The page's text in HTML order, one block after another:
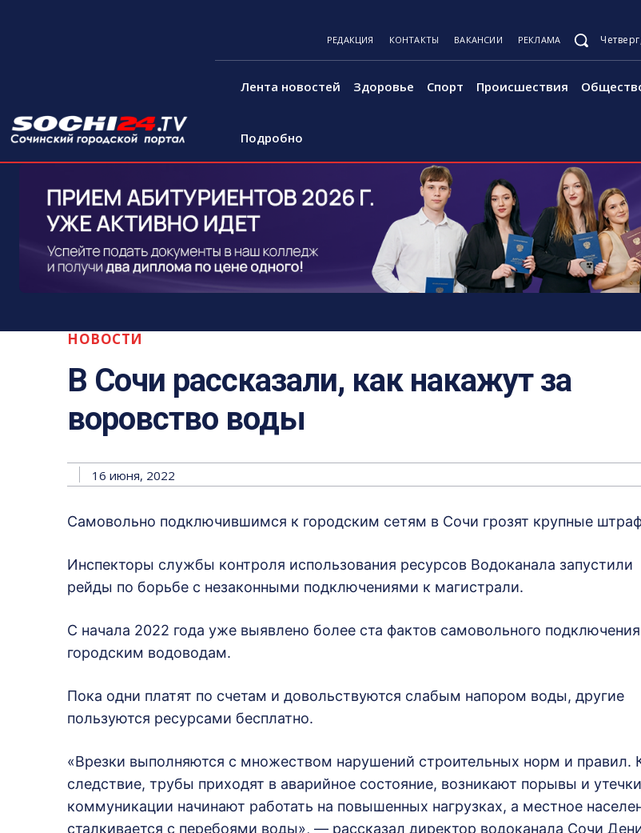
РЕДАКЦИЯ КОНТАКТЫ ВАКАНСИИ РЕКЛАМА
Лента новостей Здоровье Спорт Происшествия
Подробно
НОВОСТИ
В Сочи рассказали, как накажут за
воровство воды
16 июня, 2022
Самовольно подключившимся к городским сетям в Сочи грозят крупные
Инспекторы службы контроля использования ресурсов Водоканала запустили
рейды по борьбе с незаконными подключениями к магистрали.
С начала 2022 года уже выявлено более ста фактов самовольного
городским водоводам.
Пока одни платят по счетам и довольствуются слабым напором воды, другие
пользуются ресурсами бесплатно.
«Врезки выполняются с множеством нарушений строительных норм и правил.
следствие, трубы приходят в аварийное состояние, возникают порывы и
коммуникации начинают работать на повышенных нагрузках, а местное
сталкивается с перебоями воды», — рассказал директор водоканала Сочи